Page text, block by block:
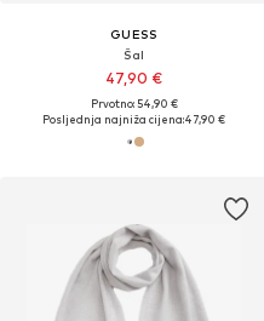
GUESS
Šal
47,90 €
Prvotno: 54,90 €
Posljednja najniža cijena:47,90 €